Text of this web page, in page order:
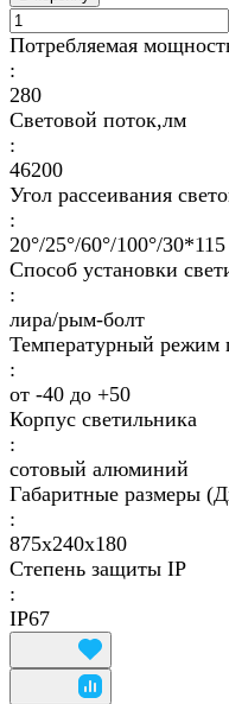
Потребляемая
:
280
Световой поток,лм
:
46200
Угол рассеивания
:
20°/25°/60°/100°/30*115
Способ установки
:
лира/рым-болт
Температурный режим
:
от -40 до +50
Корпус светильника
:
сотовый алюминий
Габаритные размеры
:
875x240х180
Степень защиты IP
:
IP67